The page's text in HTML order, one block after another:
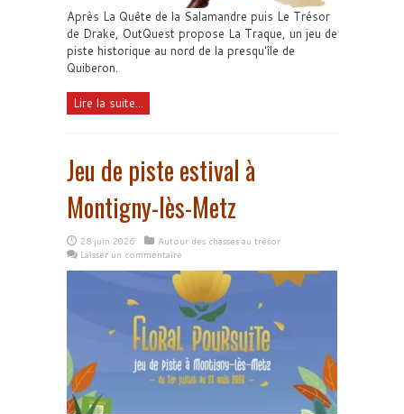
Après La Quête de la Salamandre puis Le Trésor
de Drake, OutQuest propose La Traque, un jeu de
piste historique au nord de la presqu'île de
Quiberon.
Lire la suite...
Jeu de piste estival à
Montigny-lès-Metz
28 juin 2026
Autour des chasses au trésor
Laisser un commentaire